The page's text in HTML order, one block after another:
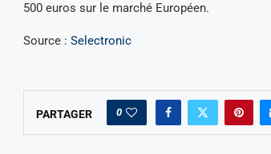
500 euros sur le marché Européen.
Source : Selectronic
PARTAGER 0